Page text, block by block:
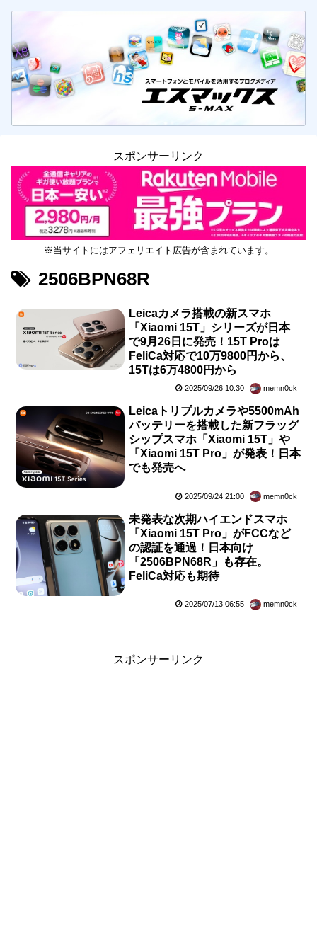
スポンサーリンク
※当サイトにはアフェリエイト広告が含まれています。
2506BPN68R
Leicaカメラ搭載の新スマホ
「Xiaomi 15T」シリーズが日本
で9月26日に発売！15T Proは
FeliCa対応で10万9800円から、
15Tは6万4800円から
2025/09/26 10:30 memn0ck
Leicaトリプルカメラや5500mAh
バッテリーを搭載した新フラッグ
シップスマホ「Xiaomi 15T」や
「Xiaomi 15T Pro」が発表！日本
でも発売へ
2025/09/24 21:00 memn0ck
未発表な次期ハイエンドスマホ
「Xiaomi 15T Pro」がFCCなど
の認証を通過！日本向け
「2506BPN68R」も存在。
FeliCa対応も期待
2025/07/13 06:55 memn0ck
スポンサーリンク